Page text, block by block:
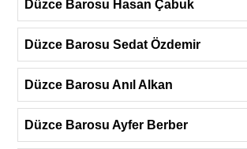
Düzce Barosu Hasan Çabuk
Düzce Barosu Sedat Özdemir
Düzce Barosu Anıl Alkan
Düzce Barosu Ayfer Berber